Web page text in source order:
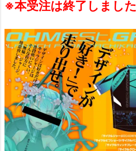
※本受注は終了しました